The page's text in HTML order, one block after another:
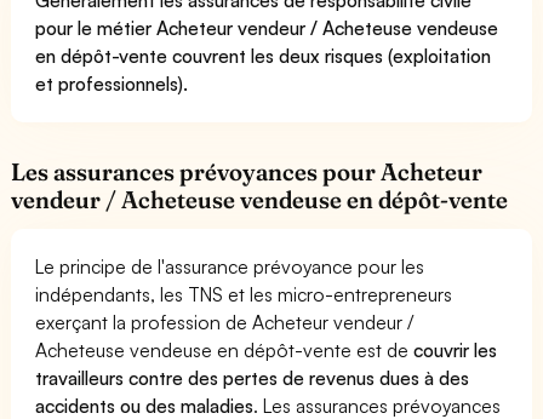
pour le métier Acheteur vendeur / Acheteuse vendeuse
en dépôt-vente couvrent les deux risques (exploitation
et professionnels).
Les assurances prévoyances pour Acheteur
vendeur / Acheteuse vendeuse en dépôt-vente
Le principe de l'assurance prévoyance pour les
indépendants, les TNS et les micro-entrepreneurs
exerçant la profession de Acheteur vendeur /
Acheteuse vendeuse en dépôt-vente est decouvrir les
travailleurs contre des pertes de revenus dues à des
accidents ou des maladies. Les assurances prévoyances